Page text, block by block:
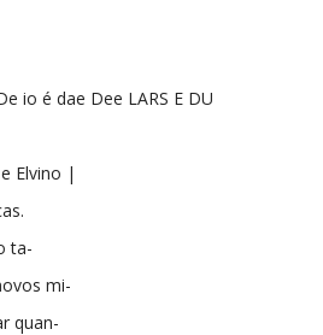
io é dae Dee LARS E DU
Elvino |
ta-
mi-
quan-